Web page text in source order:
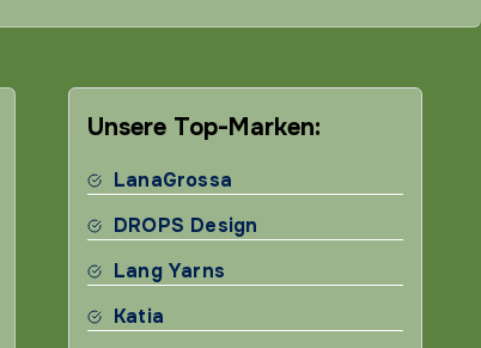
Unsere Top-Marken:
LanaGrossa
DROPS Design
Lang Yarns
Katia